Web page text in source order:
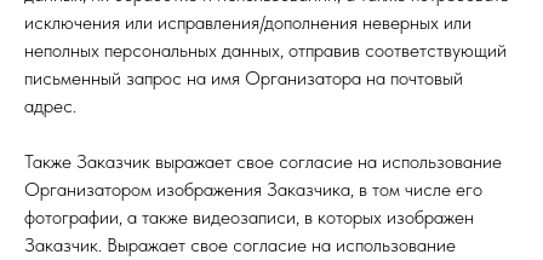
исключения или исправления/дополнения неверных или
неполных персональных данных, отправив соответствующий
письменный запрос на имя Организатора на почтовый
адрес.
Также Заказчик выражает свое согласие на использование
Организатором изображения Заказчика, в том числе его
фотографии, а также видеозаписи, в которых изображен
Заказчик. Выражает свое согласие на использование